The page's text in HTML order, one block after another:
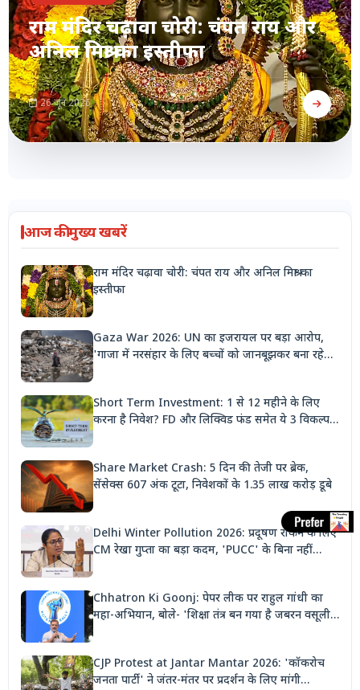
राम मंदिर चढ़ावा चोरी: चंपत राय और
अनिल मिश्रा का इस्तीफा
26 जून 2026
आज की मुख्य खबरें
राम मंदिर चढ़ावा चोरी: चंपत राय और अनिल मिश्रा का
इस्तीफा
Gaza War 2026: UN का इजरायल पर बड़ा आरोप,
'गाजा में नरसंहार के लिए बच्चों को जानबूझकर बना रहे
Short Term Investment: 1 से 12 महीने के लिए
करना है निवेश? FD और लिक्विड फंड समेत ये 3 विकल्प
Share Market Crash: 5 दिन की तेजी पर ब्रेक,
सेंसेक्स 607 अंक टूटा, निवेशकों के 1.35 लाख करोड़ डूबे
Delhi Winter Pollution 2026: प्रदूषण रोकने के लिए
CM रेखा गुप्ता का बड़ा कदम, 'PUCC' के बिना नहीं
Chhatron Ki Goonj: पेपर लीक पर राहुल गांधी का
महा-अभियान, बोले- 'शिक्षा तंत्र बन गया है जबरन वसूली
CJP Protest at Jantar Mantar 2026: 'कॉकरोच
जनता पार्टी' ने जंतर-मंतर पर प्रदर्शन के लिए मांगी